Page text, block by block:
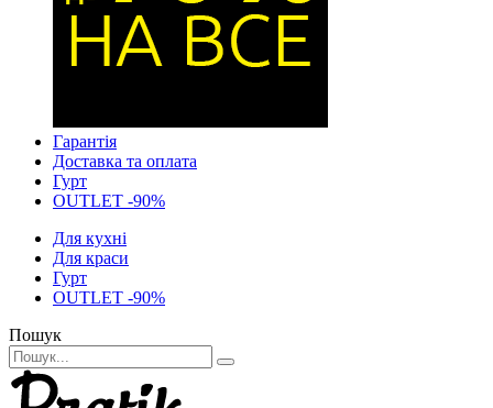
Гарантія
Доставка та оплата
Гурт
OUTLET -90%
Для кухні
Для краси
Гурт
OUTLET -90%
Пошук